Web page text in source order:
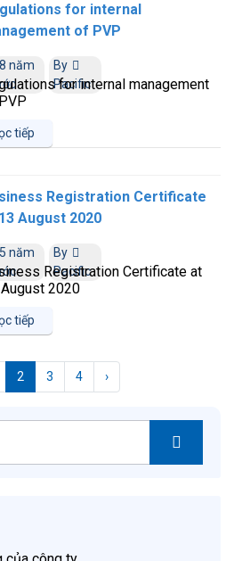
8 năm
By
Pacific
for internal
of PVP
for internal management
tiếp
5 năm
By
Pacific
Registration Certificate
August 2020
Registration Certificate at
2020
tiếp
2 3 4 ›